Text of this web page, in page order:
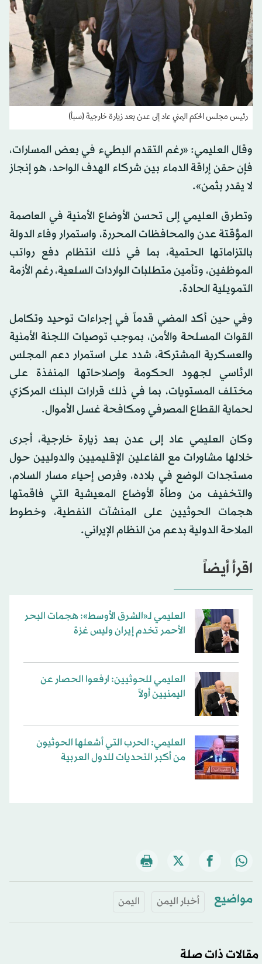
رئيس مجلس الحكم اليمني عاد إلى عدن بعد زيارة خارجية (سبأ)
وقال العليمي: «رغم التقدم البطيء في بعض المسارات،
فإن حقن إراقة الدماء بين شركاء الهدف الواحد، هو إنجاز
لا يقدر بثمن».
وتطرق العليمي إلى تحسن الأوضاع الأمنية في العاصمة
المؤقتة عدن والمحافظات المحررة، واستمرار وفاء الدولة
بالتزاماتها الحتمية، بما في ذلك انتظام دفع رواتب
الموظفين، وتأمين متطلبات الواردات السلعية، رغم الأزمة
التمويلية الحادة.
وفي حين أكد المضي قدماً في إجراءات توحيد وتكامل
القوات المسلحة والأمن، بموجب توصيات اللجنة الأمنية
والعسكرية المشتركة، شدد على استمرار دعم المجلس
الرئاسي لجهود الحكومة وإصلاحاتها المنفذة على
مختلف المستويات، بما في ذلك قرارات البنك المركزي
لحماية القطاع المصرفي ومكافحة غسل الأموال.
وكان العليمي عاد إلى عدن بعد زيارة خارجية، أجرى
خلالها مشاورات مع الفاعلين الإقليميين والدوليين حول
مستجدات الوضع في بلاده، وفرص إحياء مسار السلام،
والتخفيف من وطأة الأوضاع المعيشية التي فاقمتها
هجمات الحوثيين على المنشآت النفطية، وخطوط
الملاحة الدولية بدعم من النظام الإيراني.
اقرأ أيضاً
العليمي لـ«الشرق الأوسط»: هجمات البحر
الأحمر تخدم إيران وليس غزة
العليمي للحوثيين: ارفعوا الحصار عن
اليمنيين أولاً
العليمي: الحرب التي أشعلها الحوثيون
من أكبر التحديات للدول العربية
مواضيع أخبار اليمن اليمن
مقالات ذات صلة